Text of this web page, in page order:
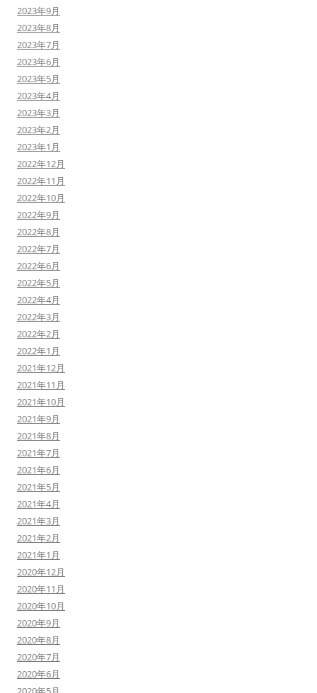
2023年9月
2023年8月
2023年7月
2023年6月
2023年5月
2023年4月
2023年3月
2023年2月
2023年1月
2022年12月
2022年11月
2022年10月
2022年9月
2022年8月
2022年7月
2022年6月
2022年5月
2022年4月
2022年3月
2022年2月
2022年1月
2021年12月
2021年11月
2021年10月
2021年9月
2021年8月
2021年7月
2021年6月
2021年5月
2021年4月
2021年3月
2021年2月
2021年1月
2020年12月
2020年11月
2020年10月
2020年9月
2020年8月
2020年7月
2020年6月